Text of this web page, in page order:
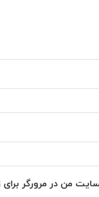
من در مرورگر